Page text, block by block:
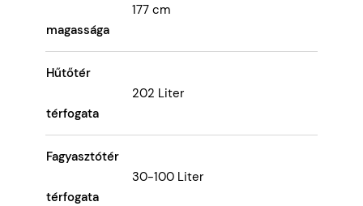
magassága
177 cm
Hűtőtér
térfogata
202 Liter
Fagyasztótér
térfogata
30-100 Liter